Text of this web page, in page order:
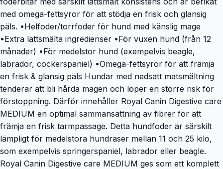
med omega-fettsyror för att stödja en frisk och glansig
päls. •Helfoder/torrfoder för hund med känslig mage
•Extra lättsmälta ingredienser •För vuxen hund (från 12
månader) •För medelstor hund (exempelvis beagle,
labrador, cockerspaniel) •Omega-fettsyror för att främja
en frisk & glansig päls Hundar med nedsatt matsmältning
tenderar att bli hårda magen och löper en större risk för
förstoppning. Därför innehåller Royal Canin Digestive care
MEDIUM en optimal sammansättning av fibrer för att
främja en frisk tarmpassage. Detta hundfoder är särskilt
lämpligt för medelstora hundraser mellan 11 och 25 kilo,
som exempelvis springerspaniel, labrador eller beagle.
Royal Canin Digestive care MEDIUM ges som ett komplett